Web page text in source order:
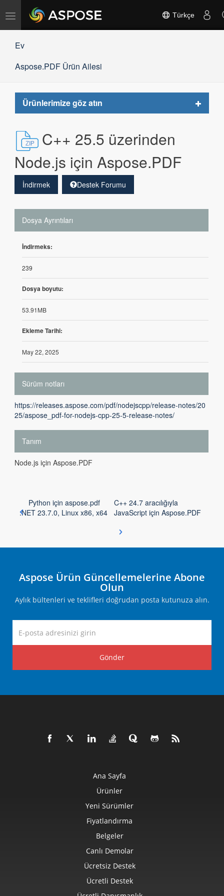
Gezinmeyi
Türkçe
Ev
Aspose.PDF Ürün Ailesi
Ürünlerimize göz atın
Toggle
C++ 25.5 üzerinden
Node.js için Aspose.PDF
İndirmek Destek Forumu
Dosya Ayrıntıları
İndirmeks:
239
Dosya boyutu:
53.91MB
Ekleme Tarihi:
May 22, 2025
Sürüm notları
https://releases.aspose.com/pdf/nodejscpp/release-notes/20
25/aspose_pdf-for-nodejs-cpp-25-5-release-notes/
Tanım
Node.js için Aspose.PDF
Python için aspose.pdf
.NET 23.7.0, Linux x86, x64
C++ 24.7 aracılığıyla
JavaScript için Aspose.PDF
Aspose Ürün Güncellemelerine Abone
Olun
Aylık bültenleri ve teklifleri doğrudan posta kutunuza alın.
Gönder
Ana Sayfa
Ürünler
Yeni Sürümler
Fiyatlandırma
Belgeler
Canlı Demolar
Ücretsiz Destek
Ücretli Destek